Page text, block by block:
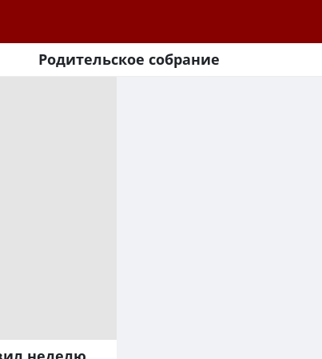
Родительское собрание